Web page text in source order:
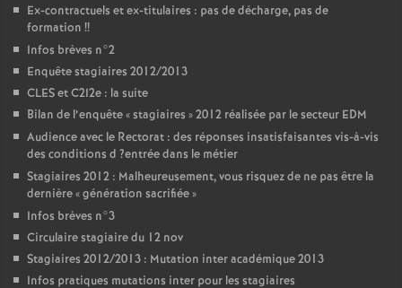
Ex-contractuels et ex-titulaires : pas de décharge, pas de
formation !!
Infos brèves n°2
Enquête stagiaires 2012/2013
CLESet C2I2e : la suite
Bilan de l’enquête «stagiaires » 2012 réalisée par le secteur EDM
Audience avec le Rectorat : des réponses insatisfaisantes vis-à-vis
des conditions d ?entrée dans le métier
Stagiaires 2012 : Malheureusement, vous risquez de ne pas être la
dernière «génération sacrifiée»
Infos brèves n°3
Circulaire stagiaire du 12 nov
Stagiaires 2012/2013 : Mutation inter académique 2013
Infos pratiques mutations inter pour les stagiaires